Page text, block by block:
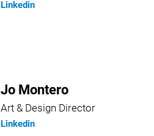
Linkedin
Jo Montero
Art & Design Director
Linkedin